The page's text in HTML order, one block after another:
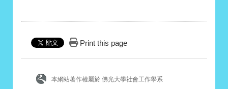
Print this page
本網站著作權屬於 佛光大學社會工作學系